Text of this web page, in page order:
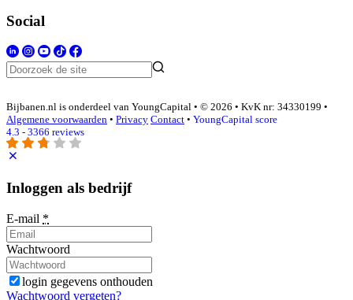
Social
Bijbanen.nl is onderdeel van YoungCapital • © 2026 • KvK nr: 34330199 •
Algemene voorwaarden • Privacy Contact • YoungCapital score
4.3 - 3366 reviews
Inloggen als bedrijf
E-mail *
Wachtwoord
login gegevens onthouden
Wachtwoord vergeten?